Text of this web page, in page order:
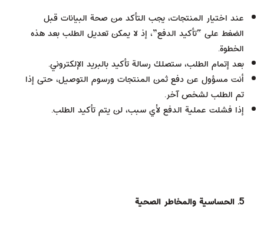
عند اختيار المنتجات، يجب التأكد من صحة البيانات قبل
الضغط على “تأكيد الدفع”، إذ لا يمكن تعديل الطلب بعد هذه
الخطوة.
بعد إتمام الطلب، ستصلك رسالة تأكيد بالبريد الإلكتروني.
أنت مسؤول عن دفع ثمن المنتجات ورسوم التوصيل، حتى إذا
تم الطلب لشخص آخر.
إذا فشلت عملية الدفع لأي سبب، لن يتم تأكيد الطلب.
5. الحساسية والمخاطر الصحية